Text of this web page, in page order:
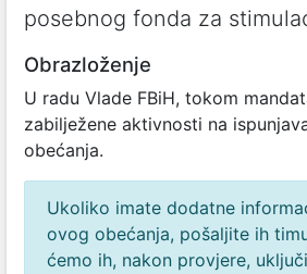
posebnog fonda za
Obrazloženje
U radu Vlade FBiH, tokom
zabilježene aktivnosti na
obećanja.
Ukoliko imate dodatne
ovog obećanja, pošaljite ih
ćemo ih, nakon provjere,